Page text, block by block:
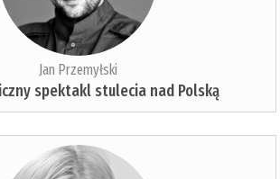
Jan Przemyłski
spektakl stulecia nad Polską